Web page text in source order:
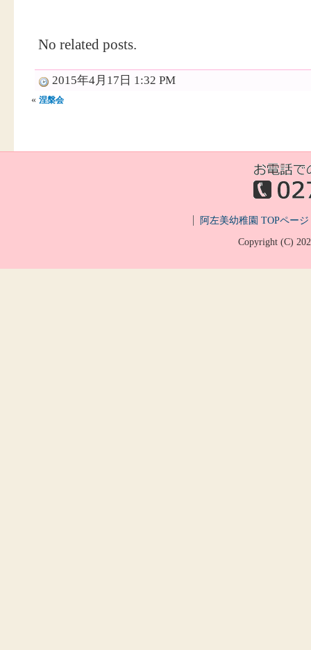
No related posts.
2015年4月17日 1:32 PM
« 涅槃会
阿左美幼稚園 TOPページ
Copyright (C)